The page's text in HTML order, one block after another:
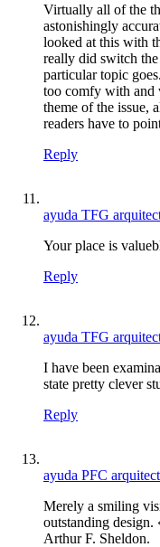
Virtually all of the
astonishingly
looked at this with
really did switch
particular topic
too comfy with and
theme of the issue,
readers have to
Reply
ayuda TFG
Your place is
Reply
ayuda TFG
I have been
state pretty clever
Reply
ayuda PFC
Merely a smiling
outstanding design.
Arthur F. Sheldon.